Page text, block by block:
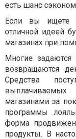
есть шанс
Если вы ищете
отличной идеей
магазинах при
Многие
возвращаются
Средства
магазинами за
программы
форма
продукты. В